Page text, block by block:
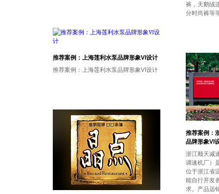
裤，天鹅绒
分时尚裤等
推荐案例：上海莲利水泵品牌形象VI设计
推荐案例：上海莲利水泵品牌形象VI设计
推荐案例：
品牌形象VI
浙江顺天减
调速机厂）
位于浙江省
能自行开发
求。产品远